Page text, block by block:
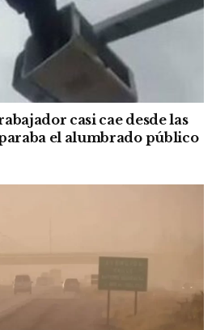
casi cae desde las
el alumbrado público